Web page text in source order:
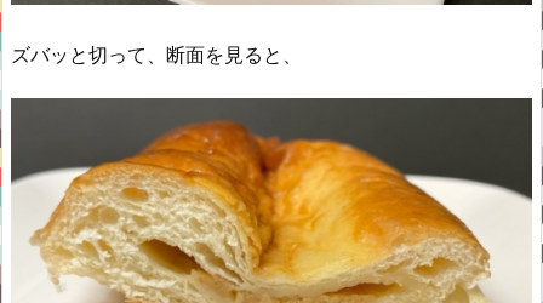
ズバッと切って、断面を見ると、